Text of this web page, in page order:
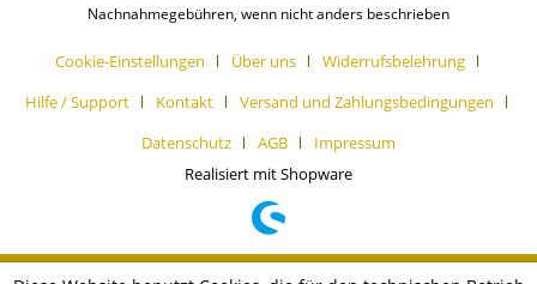
Nachnahmegebühren, wenn nicht anders beschrieben
Cookie-Einstellungen Über uns
Widerrufsbelehrung
Hilfe / Support
Kontakt
Versand und Zahlungsbedingungen
Datenschutz
AGB
Impressum
Realisiert mit Shopware